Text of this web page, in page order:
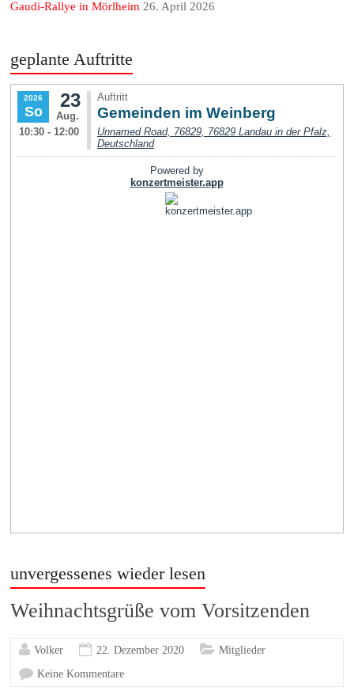
Gaudi-Rallye in Mörlheim 26. April 2026
geplante Auftritte
unvergessenes wieder lesen
Weihnachtsgrüße vom Vorsitzenden
Volker 22. Dezember 2020
Mitglieder
Keine Kommentare